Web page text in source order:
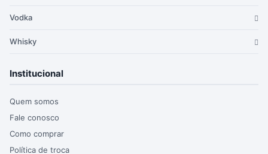
Vodka
Whisky
Institucional
Quem somos
Fale conosco
Como comprar
Política de troca